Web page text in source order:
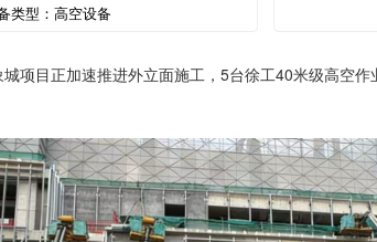
类型：高空设备
项目正加速推进外立面施工，5台徐工40米级高空